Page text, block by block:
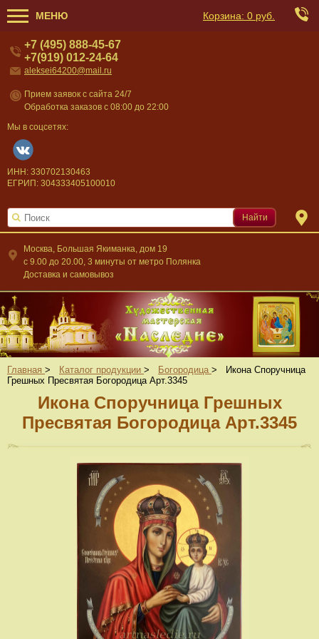
МЕНЮ Корзина: 0 руб.
Москва, Большая Якиманка, дом 19
c 9.00 до 20.00, 3 минуты от метро Полянка
Доставка и самовывоз
+7 (495) 888-45-67
+7(919) 012-24-64
aleksei64200@mail.ru
Прием заявок с сайта 24/7
Обработка заказов с 08:00 до 22:00
Мы в соцсетях:
ИНН: 330702130463
ЕГРИП: 304333405100010
Найти
Главная > Каталог продукции > Богородица >
Икона Споручница
Грешных Пресвятая Богородица Арт.3345
Икона Споручница Грешных
Пресвятая Богородица Арт.3345